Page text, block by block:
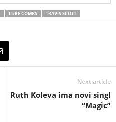
LUKE COMBS TRAVIS SCOTT
Next article
Ruth Koleva ima novi singl
“Magic”